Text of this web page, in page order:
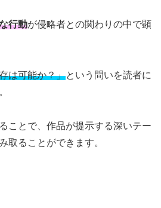
行動が侵略者との関わりの中で顕
は可能か？」という問いを読者に
ことで、作品が提示する深いテー
取ることができます。